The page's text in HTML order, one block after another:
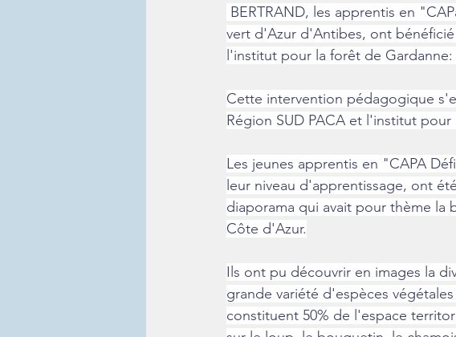
BERTRAND, les apprentis en
vert d'Azur d'Antibes, ont
l'institut pour la forêt de Gardanne:
Cette intervention pédagogique
Région SUD PACA et l'institut
Les jeunes apprentis en "CAPA
leur niveau d'apprentissage, ont
diaporama qui avait pour thème la
Côte d'Azur.
Ils ont pu découvrir en images la
grande variété d'espèces
constituent 50% de l'espace